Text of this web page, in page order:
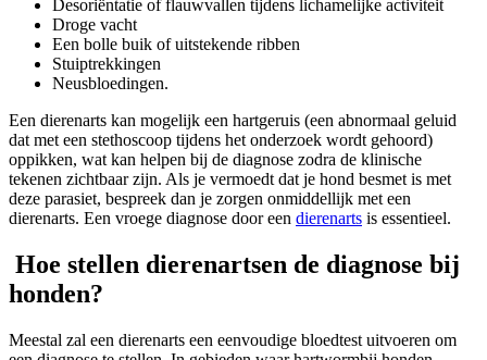
Desoriëntatie of flauwvallen tijdens lichamelijke activiteit
Droge vacht
Een bolle buik of uitstekende ribben
Stuiptrekkingen
Neusbloedingen.
Een dierenarts kan mogelijk een hartgeruis (een abnormaal geluid
dat met een stethoscoop tijdens het onderzoek wordt gehoord)
oppikken, wat kan helpen bij de diagnose zodra de klinische
tekenen zichtbaar zijn. Als je vermoedt dat je hond besmet is met
deze parasiet, bespreek dan je zorgen onmiddellijk met een
dierenarts. Een vroege diagnose door een dierenarts is essentieel.
Hoe stellen dierenartsen de diagnose bij
honden?
Meestal zal een dierenarts een eenvoudige bloedtest uitvoeren om